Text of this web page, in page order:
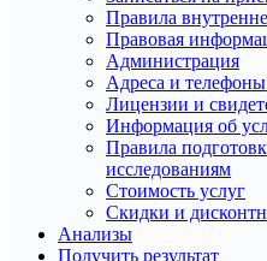
Правила
Правовая
Администрация
Адреса и
Лицензии и
Информация об
Правила
исследованиям
Стоимость услуг
Скидки и
Анализы
Получить результат